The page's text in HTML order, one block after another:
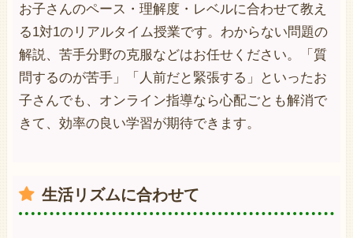
お子さんのペース・理解度・レベルに合わせて教え
る1対1のリアルタイム授業です。わからない問題の
解説、苦手分野の克服などはお任せください。「質
問するのが苦手」「人前だと緊張する」といったお
子さんでも、オンライン指導なら心配ごとも解消で
きて、効率の良い学習が期待できます。
生活リズムに合わせて